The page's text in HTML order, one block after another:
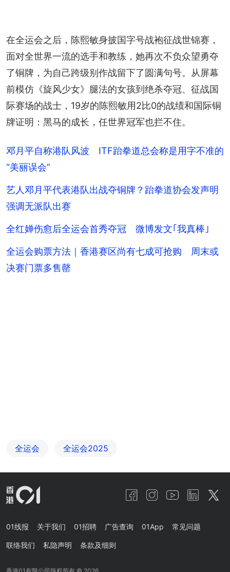
在全运会之后，陈熙敏身披国字号战袍征战世锦赛，
面对全世界一流的选手和教练，她再次不负众望勇夺
了铜牌，为自己跨级别作战留下了圆满句号。从屏幕
前模仿《旋风少女》腿法的女孩到绝杀夺冠、征战国
际赛场的战士，19岁的陈熙敏用2比0的战绩和国际铜
牌证明：黑马的成长，任世界冠军也拦不住。
邓月平自称港队风波 ITF跆拳道总会称是用字不准的
“美丽误会”
艺人邓月平代表港队出战夺铜牌？跆拳道协会发声明
强调无派队出赛
全红婵伤愈后全运会首秀夺冠 微博发文｢我真棒｣
全运会购票方法｜香港赛区尚有七成可抢购 周末或
决赛门票多售罄
全运会 全运会2025
01线报 关于我们 01招聘 广告查询 01App 常见问题
联络我们 私隐声明 条款及细则